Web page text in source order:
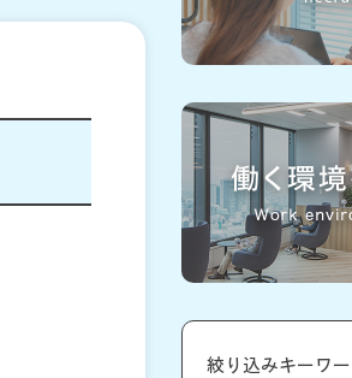
絞り込みキーワ